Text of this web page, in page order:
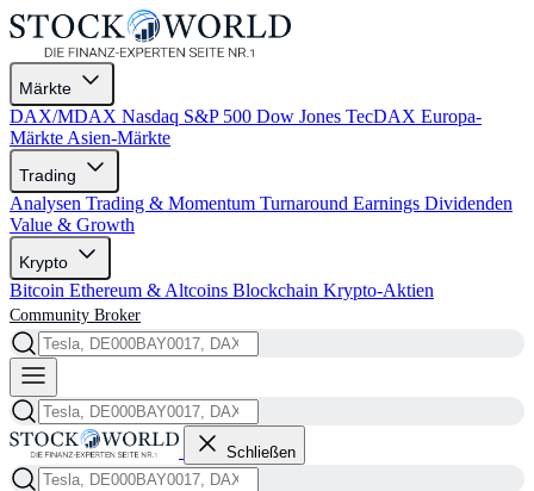
Märkte
DAX/MDAX Nasdaq S&P 500 Dow Jones TecDAX Europa-
Märkte Asien-Märkte
Trading
Analysen Trading & Momentum Turnaround Earnings Dividenden
Value & Growth
Krypto
Bitcoin Ethereum & Altcoins Blockchain Krypto-Aktien
Community Broker
Schließen